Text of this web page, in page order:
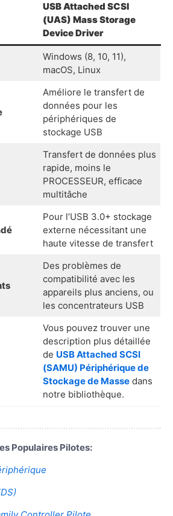
USB Attached SCSI
(UAS) Mass Storage
Device Driver
Windows (8, 10, 11),
macOS, Linux
Améliore le transfert de
données pour les
périphériques de
stockage USB
Transfert de données plus
rapide, moins le
PROCESSEUR, efficace
multitâche
Pour l’USB 3.0+ stockage
externe nécessitant une
haute vitesse de transfert
Des problèmes de
compatibilité avec les
appareils plus anciens, ou
les concentrateurs USB
Vous pouvez trouver une
description plus détaillée
de USB Attached SCSI
(SAMU) Périphérique de
Stockage de Massedans
notre bibliothèque.
Populaires Pilotes: